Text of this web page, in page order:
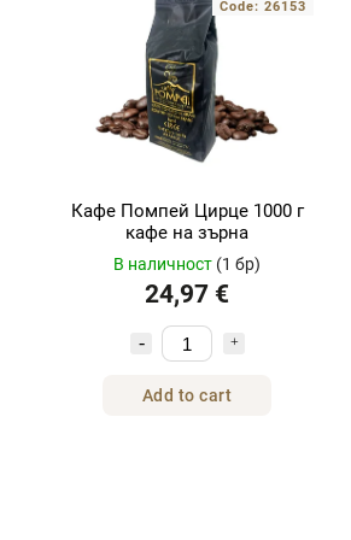
Кафе Помпей Цирце 1000 г
кафе на зърна
В наличност (1 бр)
24,97 €
Add to cart
Code: 26153